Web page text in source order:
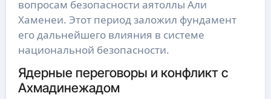
вопросам безопасности аятоллы Али
Хаменеи. Этот период заложил фундамент
его дальнейшего влияния в системе
национальной безопасности.
Ядерные переговоры и конфликт с
Ахмадинежадом